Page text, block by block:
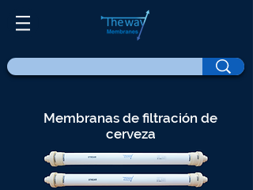
Membranas de filtración de
cerveza